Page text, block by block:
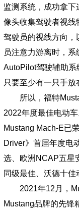
监测系统，成功拿
像头收集驾驶者视线
驾驶员的视线方向，
员注意力游离时，
AutoPilot驾驶辅助系
只要至少有一只手放
所以，福特
2022年度最佳电动
Mustang Mach-E已
Driver》首届年度电
选、欧洲NCAP五星
同级最佳、沃德十佳
2021年12月，
Mustang品牌的先锋